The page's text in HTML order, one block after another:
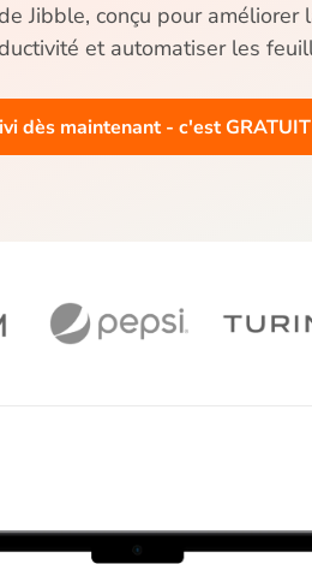
Jibble, conçu pour améliorer
et automatiser les
dès maintenant - c'est